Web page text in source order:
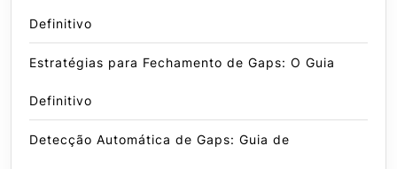
Definitivo
Estratégias para Fechamento de Gaps: O Guia
Definitivo
Detecção Automática de Gaps: Guia de